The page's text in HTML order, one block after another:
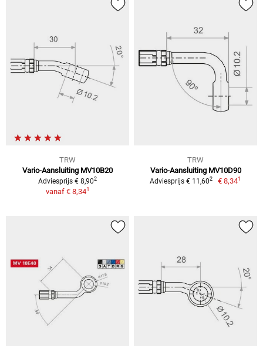
TRW
Vario-Aansluiting MV10B20
Adviesprijs € 8,902
vanaf € 8,341
TRW
Vario-Aansluiting MV10D90
Adviesprijs € 11,602 € 8,341